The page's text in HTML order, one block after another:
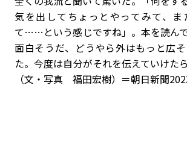
気を出してちょっとやってみて、ま
て……という感じですね」。本を読ん
面白そうだ、どうやら外はもっと広
た。今度は自分がそれを伝えていけた
（文・写真 福田宏樹）＝朝日新聞